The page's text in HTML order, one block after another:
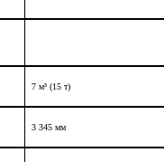
7 м³ (15 т)
3 345 мм